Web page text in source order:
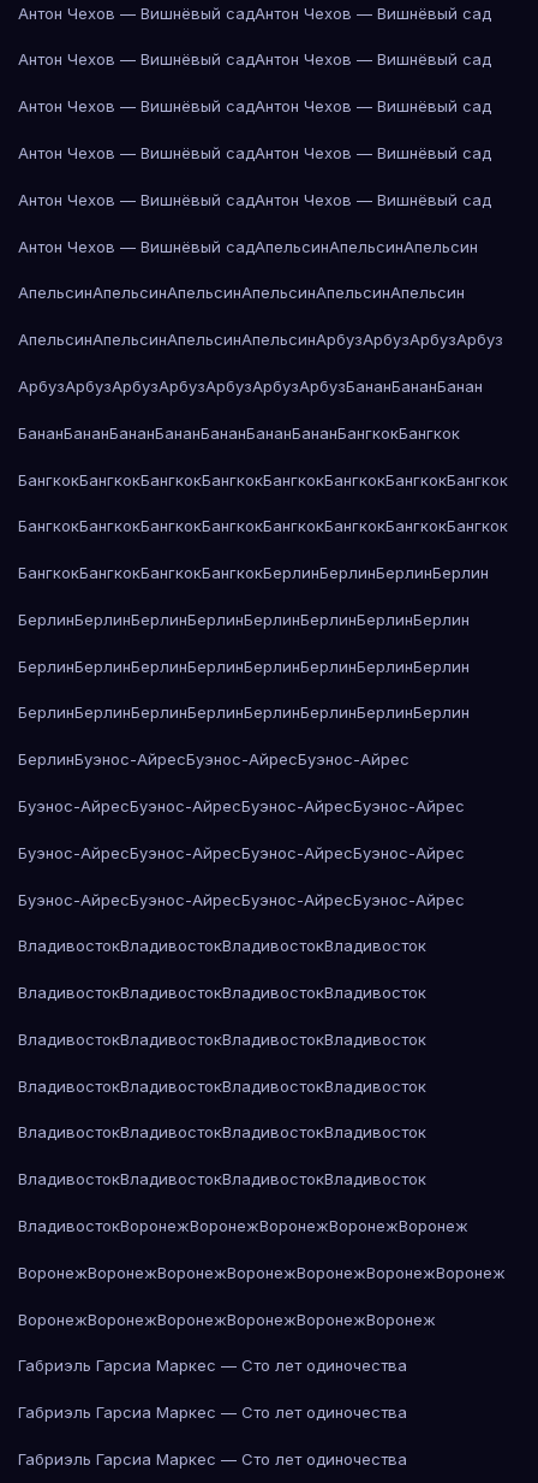
Антон Чехов — Вишнёвый садАнтон Чехов — Вишнёвый сад
Антон Чехов — Вишнёвый садАнтон Чехов — Вишнёвый сад
Антон Чехов — Вишнёвый садАнтон Чехов — Вишнёвый сад
Антон Чехов — Вишнёвый садАнтон Чехов — Вишнёвый сад
Антон Чехов — Вишнёвый садАнтон Чехов — Вишнёвый сад
Антон Чехов — Вишнёвый садАпельсинАпельсинАпельсин
АпельсинАпельсинАпельсинАпельсинАпельсинАпельсин
АпельсинАпельсинАпельсинАпельсинАрбузАрбузАрбузАрбуз
АрбузАрбузАрбузАрбузАрбузАрбузАрбузБананБананБанан
БананБананБананБананБананБананБананБангкокБангкок
БангкокБангкокБангкокБангкокБангкокБангкокБангкокБангкок
БангкокБангкокБангкокБангкокБангкокБангкокБангкокБангкок
БангкокБангкокБангкокБангкокБерлинБерлинБерлинБерлин
БерлинБерлинБерлинБерлинБерлинБерлинБерлинБерлин
БерлинБерлинБерлинБерлинБерлинБерлинБерлинБерлин
БерлинБерлинБерлинБерлинБерлинБерлинБерлинБерлин
БерлинБуэнос-АйресБуэнос-АйресБуэнос-Айрес
Буэнос-АйресБуэнос-АйресБуэнос-АйресБуэнос-Айрес
Буэнос-АйресБуэнос-АйресБуэнос-АйресБуэнос-Айрес
Буэнос-АйресБуэнос-АйресБуэнос-АйресБуэнос-Айрес
ВладивостокВладивостокВладивостокВладивосток
ВладивостокВладивостокВладивостокВладивосток
ВладивостокВладивостокВладивостокВладивосток
ВладивостокВладивостокВладивостокВладивосток
ВладивостокВладивостокВладивостокВладивосток
ВладивостокВладивостокВладивостокВладивосток
ВладивостокВоронежВоронежВоронежВоронежВоронеж
ВоронежВоронежВоронежВоронежВоронежВоронежВоронеж
ВоронежВоронежВоронежВоронежВоронежВоронеж
Габриэль Гарсиа Маркес — Сто лет одиночества
Габриэль Гарсиа Маркес — Сто лет одиночества
Габриэль Гарсиа Маркес — Сто лет одиночества